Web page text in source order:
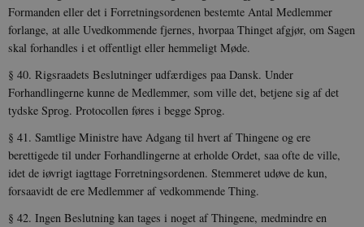
Formanden eller det i Forretningsordenen bestemte Antal Medlemmer
forlange, at alle Uvedkommende fjernes, hvorpaa Thinget afgjør, om Sagen
skal forhandles i et offentligt eller hemmeligt Møde.
§ 40. Rigsraadets Beslutninger udfærdiges paa Dansk. Under
Forhandlingerne kunne de Medlemmer, som ville det, betjene sig af det
tydske Sprog. Protocollen føres i begge Sprog.
§ 41. Samtlige Ministre have Adgang til hvert af Thingene og ere
berettigede til under Forhandlingerne at erholde Ordet, saa ofte de ville,
idet de iøvrigt iagttage Forretningsordenen. Stemmeret udøve de kun,
forsaavidt de ere Medlemmer af vedkommende Thing.
§ 42. Ingen Beslutning kan tages i noget af Thingene, med­mindre en